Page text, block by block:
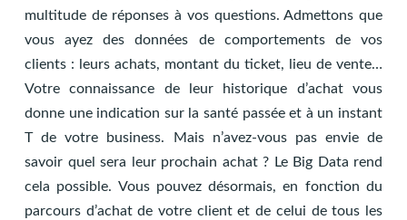
multitude de réponses à vos questions. Admettons que
vous ayez des données de comportements de vos
clients : leurs achats, montant du ticket, lieu de vente…
Votre connaissance de leur historique d’achat vous
donne une indication sur la santé passée et à un instant
T de votre business. Mais n’avez-vous pas envie de
savoir quel sera leur prochain achat ? Le Big Data rend
cela possible. Vous pouvez désormais, en fonction du
parcours d’achat de votre client et de celui de tous les